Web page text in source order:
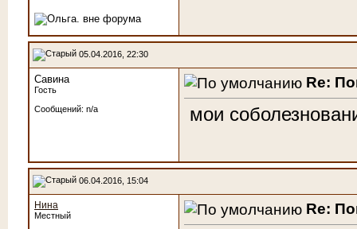
05.04.2016, 22:30
Савина
Гость
Сообщений: n/a
Re:
мои
06.04.2016, 15:04
Нина
Местный Re: